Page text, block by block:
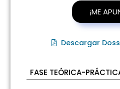
¡ME
Descargar
FASE TEÓRICA-